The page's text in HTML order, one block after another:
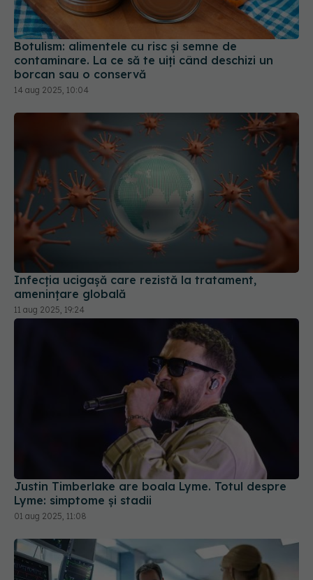
Botulism: alimentele cu risc și semne de
contaminare. La ce să te uiți când deschizi un
borcan sau o conservă
14 aug 2025, 10:04
Infecția ucigașă care rezistă la tratament,
amenințare globală
11 aug 2025, 19:24
Justin Timberlake are boala Lyme. Totul despre
Lyme: simptome și stadii
01 aug 2025, 11:08